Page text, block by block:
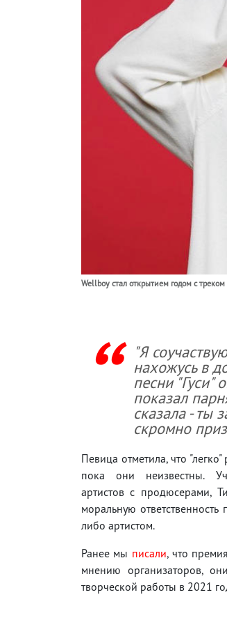
Wellboy стал открытием годом с треком
"Я
нахожусь в
песни
показал
сказала - ты
скромно
Певица отметила, что
пока они неизвестны.
артистов с продюсерами,
моральную
либо артистом.
Ранее мы писали, что
мнению организаторов,
творческой работы в 2021